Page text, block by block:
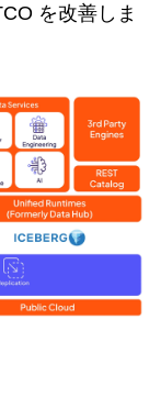
を改善しま